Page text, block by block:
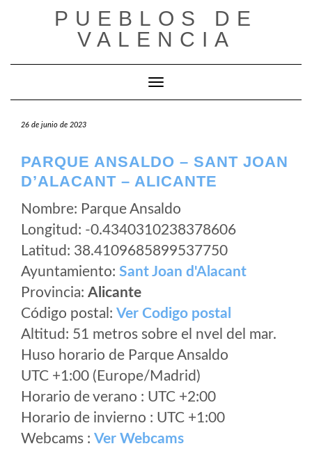
PUEBLOS DE
VALENCIA
Cambiar modo de navegación
26 de junio de 2023
PARQUE ANSALDO – SANT JOAN
D’ALACANT – ALICANTE
Nombre: Parque Ansaldo
Longitud: -0.4340310238378606
Latitud: 38.4109685899537750
Ayuntamiento: Sant Joan d'Alacant
Provincia: Alicante
Código postal: Ver Codigo postal
Altitud: 51 metros sobre el nvel del mar.
Huso horario de Parque Ansaldo
UTC +1:00 (Europe/Madrid)
Horario de verano : UTC +2:00
Horario de invierno : UTC +1:00
Webcams : Ver Webcams